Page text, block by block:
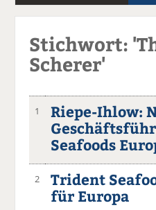
Fischwirtschafts-Gipfel
Stichwort:
Scherer'
1
Riepe-Ihlow:
Seafoods
2
Trident
für Europa